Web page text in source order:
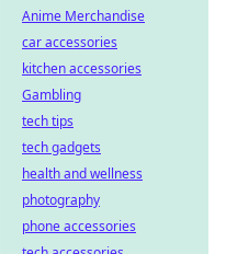
Anime Merchandise
car accessories
kitchen accessories
Gambling
tech tips
tech gadgets
health and wellness
photography
phone accessories